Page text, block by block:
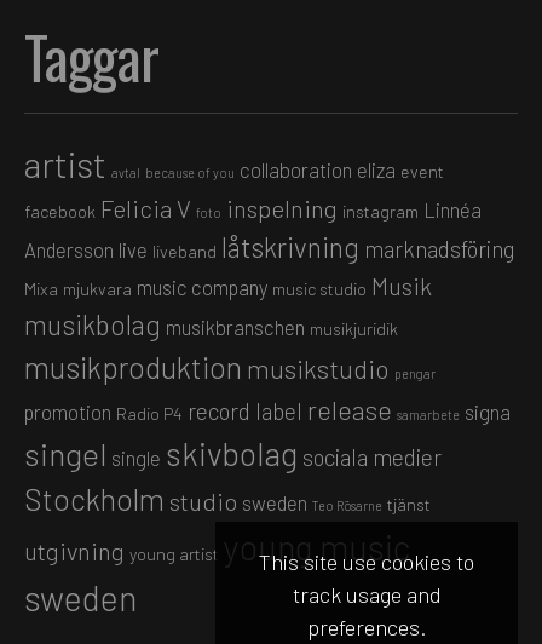
This site use cookies to
track usage and
preferences.
Taggar
artist avtal because of you collaboration eliza event
facebook Felicia V foto inspelning instagram Linnéa
Andersson live liveband låtskrivning marknadsföring
Mixa mjukvara music company music studio Musik
musikbolag musikbranschen musikjuridik
musikproduktion musikstudio pengar
promotion Radio P4 record label release samarbete signa
singel single skivbolag sociala medier
Stockholm studio sweden Teo Rösarne tjänst
utgivning young artist young music
sweden